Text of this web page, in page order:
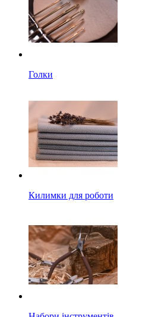
Голки
Килимки для роботи